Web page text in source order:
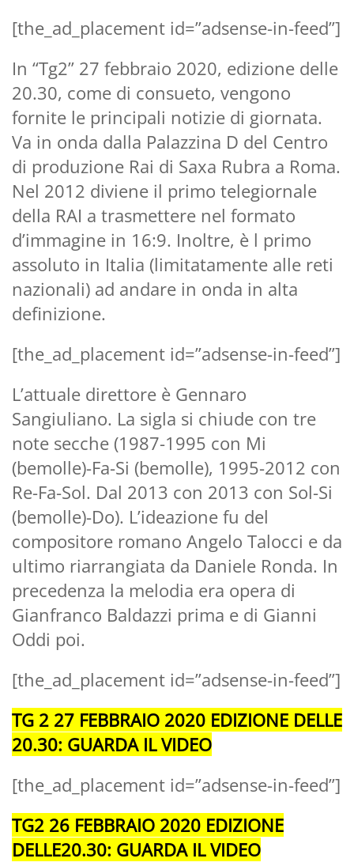
[the_ad_placement id=”adsense-in-feed”]
In “Tg2” 27 febbraio 2020, edizione delle
20.30, come di consueto, vengono
fornite le principali notizie di giornata.
Va in onda dalla Palazzina D del Centro
di produzione Rai di Saxa Rubra a Roma.
Nel 2012 diviene il primo telegiornale
della RAI a trasmettere nel formato
d’immagine in 16:9. Inoltre, è l primo
assoluto in Italia (limitatamente alle reti
nazionali) ad andare in onda in alta
definizione.
[the_ad_placement id=”adsense-in-feed”]
L’attuale direttore è Gennaro
Sangiuliano. La sigla si chiude con tre
note secche (1987-1995 con Mi
(bemolle)-Fa-Si (bemolle), 1995-2012 con
Re-Fa-Sol. Dal 2013 con 2013 con Sol-Si
(bemolle)-Do). L’ideazione fu del
compositore romano Angelo Talocci e da
ultimo riarrangiata da Daniele Ronda. In
precedenza la melodia era opera di
Gianfranco Baldazzi prima e di Gianni
Oddi poi.
[the_ad_placement id=”adsense-in-feed”]
TG 2 27 FEBBRAIO 2020 EDIZIONE DELLE
20.30: GUARDA IL VIDEO
[the_ad_placement id=”adsense-in-feed”]
TG2 26 FEBBRAIO 2020 EDIZIONE
DELLE20.30: GUARDA IL VIDEO